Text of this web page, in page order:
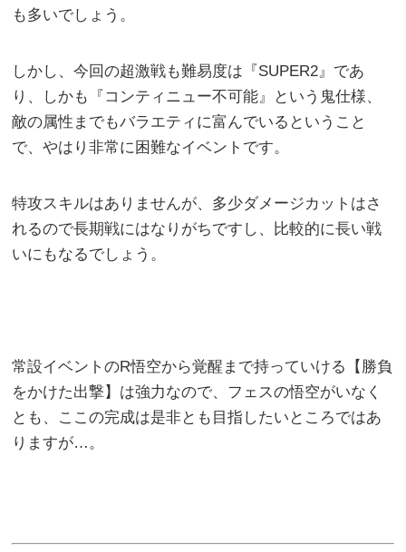
も多いでしょう。
しかし、今回の超激戦も難易度は『SUPER2』であ
り、しかも『コンティニュー不可能』という鬼仕様、
敵の属性までもバラエティに富んでいるということ
で、やはり非常に困難なイベントです。
特攻スキルはありませんが、多少ダメージカットはさ
れるので長期戦にはなりがちですし、比較的に長い戦
いにもなるでしょう。
常設イベントのR悟空から覚醒まで持っていける【勝負
をかけた出撃】は強力なので、フェスの悟空がいなく
とも、ここの完成は是非とも目指したいところではあ
りますが…。